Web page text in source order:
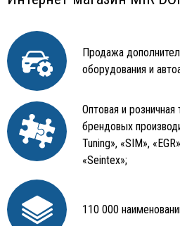
Продажа
оборудования и
Оптовая и
брендовых
Tuning», «SIM»,
«Seintex»;
110 000